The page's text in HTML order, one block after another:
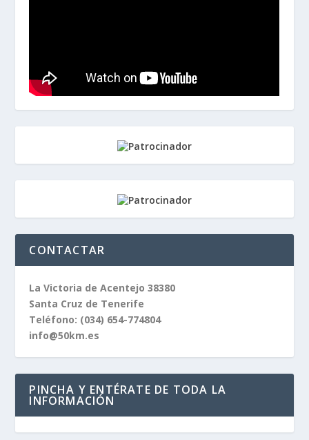
CONTACTAR
La Victoria de Acentejo 38380
Santa Cruz de Tenerife
Teléfono: (034) 654-774804
info@50km.es
PINCHA Y ENTÉRATE DE TODA LA
INFORMACIÓN